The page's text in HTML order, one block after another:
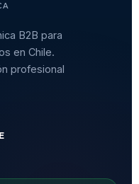
B2B para
en Chile.
profesional